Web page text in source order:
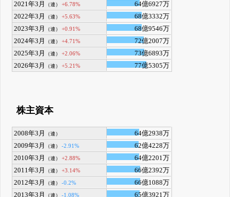
2021年3月
（連） +6.78%
64億6927万
2022年3月
（連） +5.63%
68億3332万
2023年3月
（連） +0.91%
68億9546万
2024年3月
（連） +4.71%
72億2007万
2025年3月
（連） +2.06%
73億6893万
2026年3月
（連） +5.21% 77億5305万
株主資本
2008年3月 （連）
64億2938万
2009年3月
（連） -2.91%
62億4228万
2010年3月
（連） +2.88%
64億2201万
2011年3月
（連） +3.14%
66億2392万
2012年3月
（連） -0.2%
66億1088万
2013年3月
（連） -1.08%
65億3921万